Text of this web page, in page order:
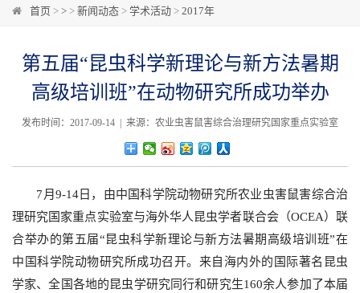
首页 > > > 新闻动态 > 学术活动 > 2017年
第五届“昆虫科学新理论与新方法暑期
高级培训班”在动物研究所成功举办
发布时间：2017-09-14 | 来源：农业虫害鼠害综合治理研究国家重点实验室
7月9-14日，由中国科学院动物研究所农业虫害鼠害综合治
理研究国家重点实验室与海外华人昆虫学者联合会（OCEA）联
合举办的第五届“昆虫科学新理论与新方法暑期高级培训班”在
中国科学院动物研究所成功召开。来自海内外的国际著名昆虫
学家、全国各地的昆虫学研究同行和研究生160余人参加了本届